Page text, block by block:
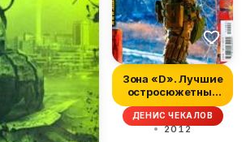
Зона «D». Лучшие
остросюжетные
детективы. №2
ДЕНИС ЧЕКАЛОВ
2012